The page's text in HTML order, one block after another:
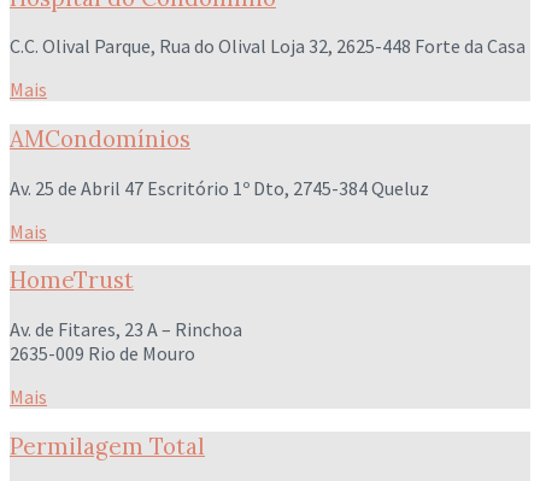
C.C. Olival Parque, Rua do Olival Loja 32, 2625-448 Forte da Casa
Mais
AMCondomínios
Av. 25 de Abril 47 Escritório 1º Dto, 2745-384 Queluz
Mais
HomeTrust
Av. de Fitares, 23 A – Rinchoa
2635-009 Rio de Mouro
Mais
Permilagem Total